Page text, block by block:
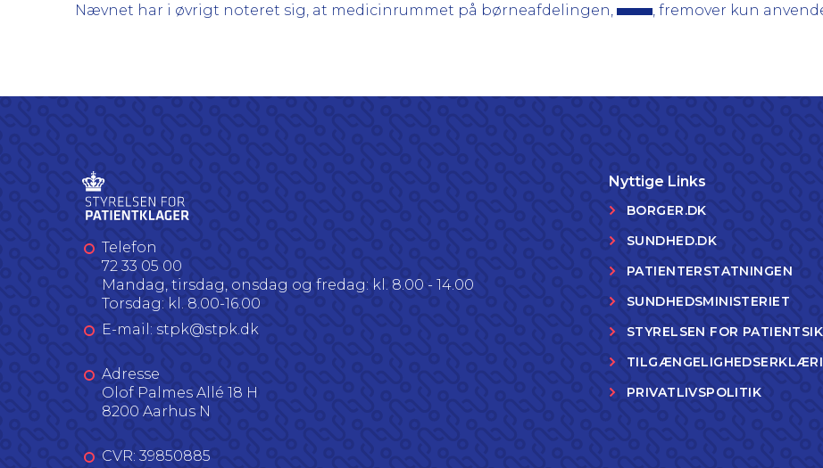
Nævnet har i øvrigt noteret sig, at medicinrummet på børneafdelingen, , fremover kun
Telefon
72 33 05 00
Mandag, tirsdag, onsdag og fredag: kl. 8.00 - 14.00
Torsdag: kl. 8.00-16.00
E-mail: stpk@stpk.dk
Adresse
Olof Palmes Allé 18 H
8200 Aarhus N
CVR: 39850885
Nyttige Links
BORGER.DK
SUNDHED.DK
PATIENTERSTATNINGEN
SUNDHEDSMINISTERIET
STYRELSEN FOR
PRIVATLIVSPOLITIK